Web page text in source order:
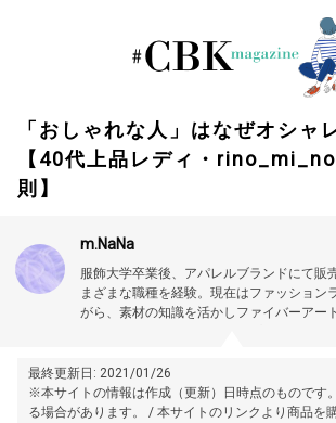
「おしゃれな人」はなぜオシャ
【40代上品レディ・
則】
m.NaNa
服飾大学卒業後、アパレルブランドにて販
まざまな職種を経験。現在はファッション
がら、素材の知識を活かしファイバーアー
https://magazine.cubki.jp/articles/
最終更新日: 2021/01/26
※本サイトの情報は作成（更新）日時点のものです
る場合があります。 / 本サイトのリンクより商品を